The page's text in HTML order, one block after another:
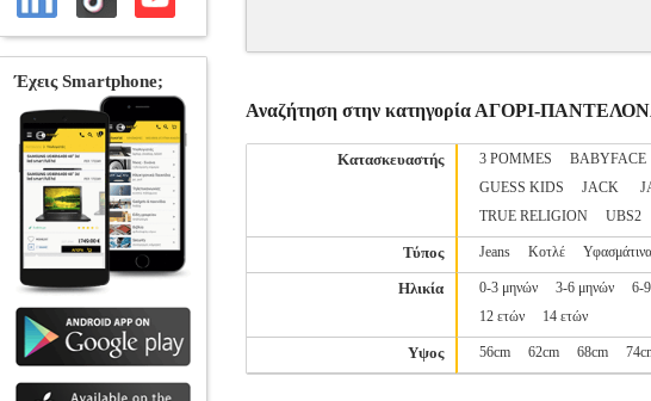
Αναζήτηση στην κατηγορία ΑΓΟΡΙ-
Κατασκευαστής 3 POMMES BABYFACE
GUESS KIDS
JACK
TRUE RELIGION
UBS2
Τύπος Jeans Κοτλέ Υφασμάτινα
Ηλικία 0-3 μηνών 3-6 μηνών 6-
12 ετών
14 ετών
Υψος 56cm 62cm 68cm